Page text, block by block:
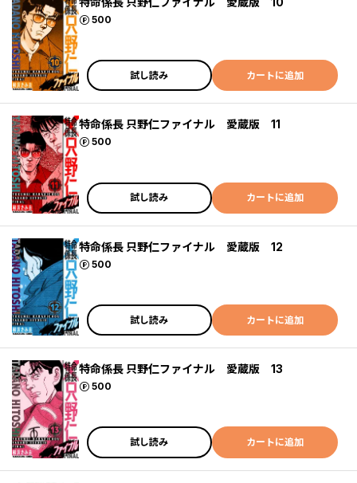
500
ポイント
試し読み カートに追加
特命係長 只野仁ファイナル 愛蔵版 11
500
ポイント
試し読み カートに追加
特命係長 只野仁ファイナル 愛蔵版 12
500
ポイント
試し読み カートに追加
特命係長 只野仁ファイナル 愛蔵版 13
500
ポイント
試し読み カートに追加